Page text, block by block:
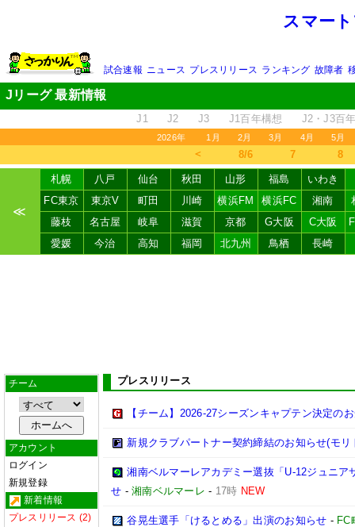
スマー
試合速報 ニュース プレスリリース ランキング 故障者
Jリーグ 最新情報
J1 J2 J3 J1百年構想 J2・J3百
2026年 1月 2月 3月 4月 5月
＜ 8/6 7 8
≪
札幌 八戸 仙台 秋田 山形 福島
いわき
FC東京
東京V 町田 川崎 横浜FM 横浜FC 湘南
藤枝
名古屋 岐阜 滋賀 京都 G大阪 C大阪
愛媛
今治 高知 福岡 北九州 鳥栖 長崎
チーム
アカウント
ログイン
新規登録
新着情報
プレスリリース (2)
プレスリリース
【チーム】2026-27シーズンキャプテン決定の
新規クラブパートナー契約締結のお知らせ(モ
湘南ベルマーレアカデミー選抜「U-12ジュニ
せ -湘南ベルマーレ - 17時 NEW
谷晃生選手「けるとめる」出演のお知らせ - FC